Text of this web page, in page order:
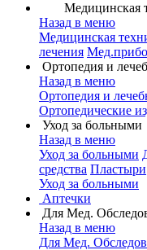
Медицинская
Назад в меню
Медицинская
лечения
Ортопедия и
Назад в меню
Ортопедия и
Ортопедические
Уход за больными
Назад в меню
Уход за больными
средства Пластыри
Уход за больными
Аптечки
Для Мед.
Назад в меню
Для Мед.